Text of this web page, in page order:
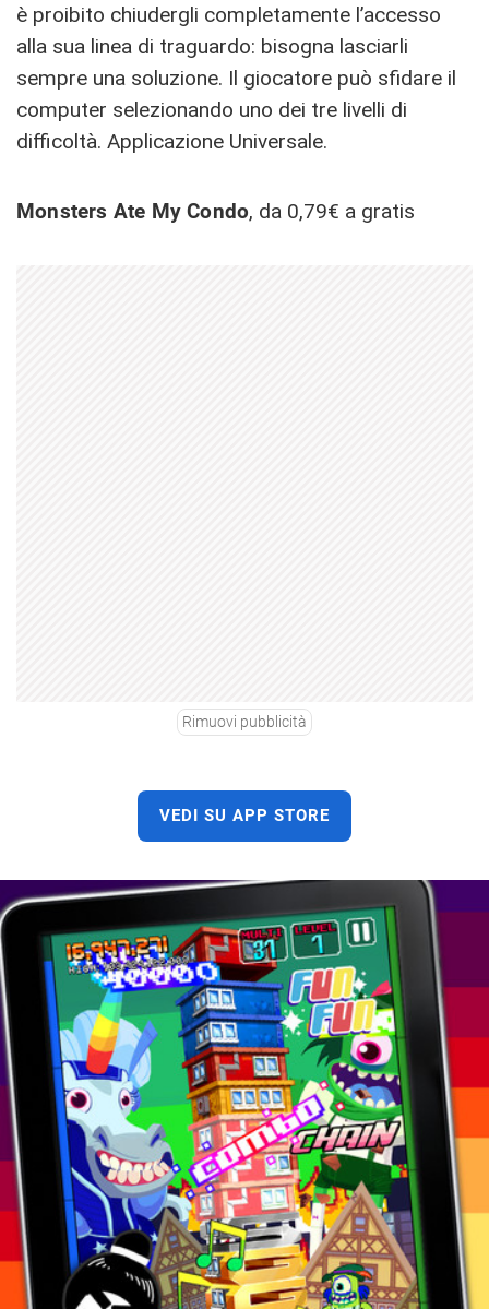
è proibito chiudergli completamente l’accesso
alla sua linea di traguardo: bisogna lasciarli
sempre una soluzione. Il giocatore può sfidare il
computer selezionando uno dei tre livelli di
difficoltà. Applicazione Universale.
Monsters Ate My Condo, da 0,79€ a gratis
Rimuovi pubblicità
VEDI SU APP STORE